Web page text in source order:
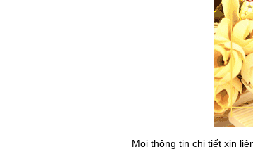
Mọi thông tin chi tiết xin